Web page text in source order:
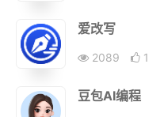
爱改写
2089 1
豆包AI编程